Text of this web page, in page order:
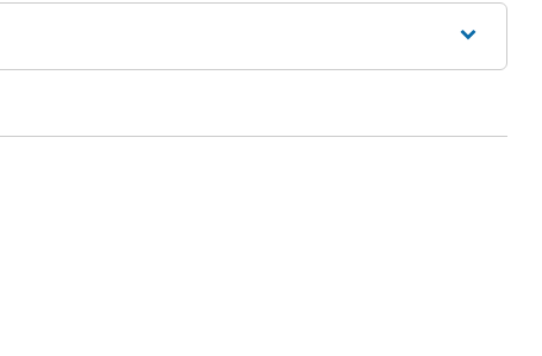
dans un nouvel onglet)
nouvel onglet)